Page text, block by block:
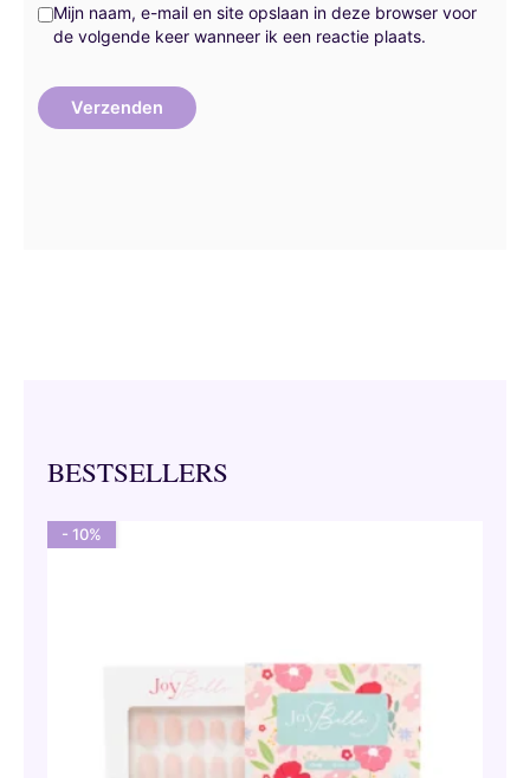
Mijn naam, e-mail en site opslaan in deze browser voor
de volgende keer wanneer ik een reactie plaats.
BESTSELLERS
- 10%